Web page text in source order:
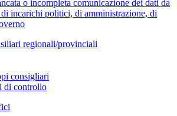
o incompleta comunicazione dei dati da
incarichi politici, di amministrazione, di
regionali/provinciali
consigliari
di controllo